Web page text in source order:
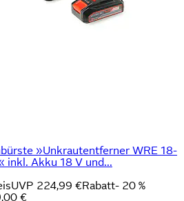
»Unkrautentferner WRE 18-
inkl. Akku 18 V und...
UVP 224,99 €Rabatt- 20 %
€